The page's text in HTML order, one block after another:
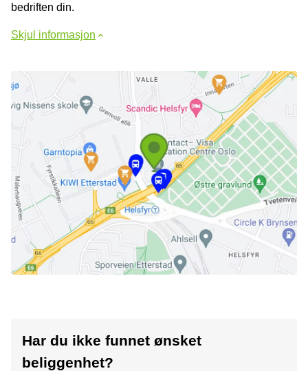
bedriften din.
Skjul informasjon
Har du ikke funnet ønsket
beliggenhet?